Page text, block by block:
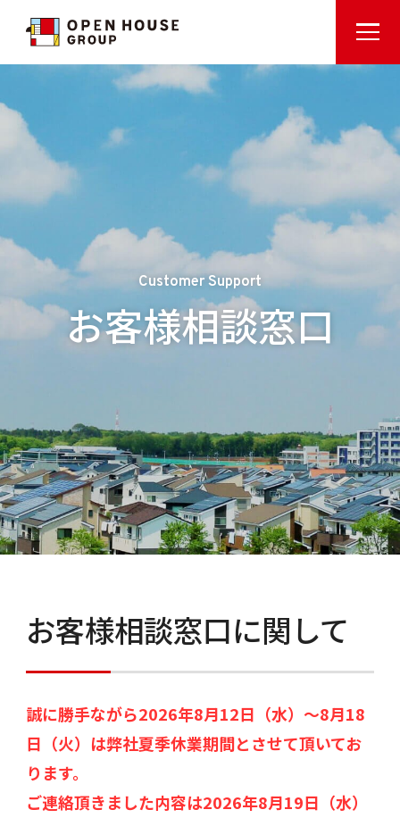
Customer Support
お客様相談窓口
お客様相談窓口に関して
誠に勝手ながら2026年8月12日（水）～8月18
日（火）は弊社夏季休業期間とさせて頂いてお
ります。
ご連絡頂きました内容は2026年8月19日（水）